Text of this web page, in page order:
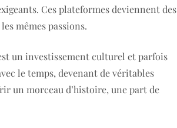
Ces plateformes deviennent des
mêmes passions.
un investissement culturel et parfois
le temps, devenant de véritables
un morceau d’histoire, une part de